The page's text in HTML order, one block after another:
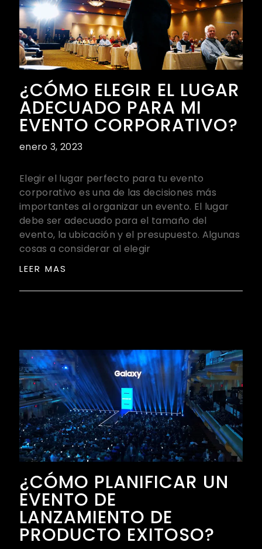
¿CÓMO ELEGIR EL LUGAR
ADECUADO PARA MI
EVENTO CORPORATIVO?
enero 3, 2023
Elegir el lugar perfecto para tu evento
corporativo es una de las decisiones más
importantes al organizar un evento. El lugar
debe ser adecuado para el tamaño del
evento, la ubicación y el presupuesto. Algunas
cosas a considerar al elegir
LEER MAS
¿CÓMO PLANIFICAR UN
EVENTO DE
LANZAMIENTO DE
PRODUCTO EXITOSO?